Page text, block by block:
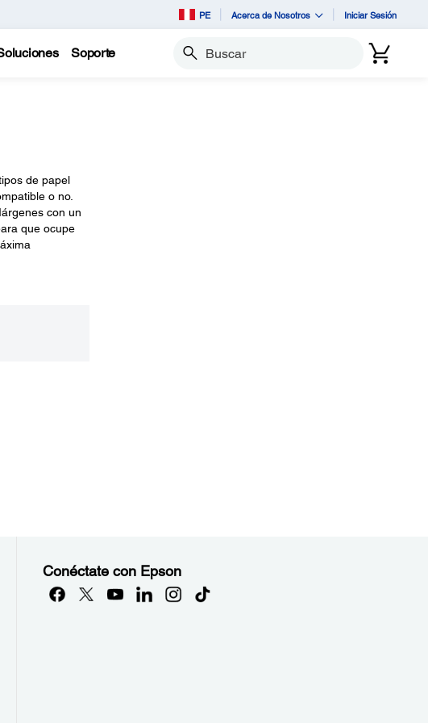
PE Acerca de Nosotros Iniciar Sesión
Soporte Buscar
de papel
o no.
con un
que ocupe
Conéctate con Epson